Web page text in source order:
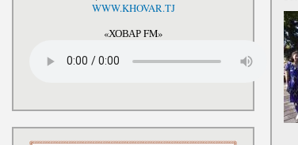
of the Republic of
for the Period up to
Medium-term
Program of the Republic
Tajikistan for 2016-2020
WWW.KHOVAR.TJ
«ХОВАР FM»